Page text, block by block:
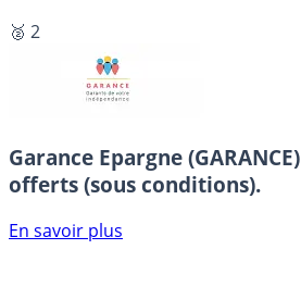
🥈 2
Garance Epargne (GARANCE)
offerts (sous conditions).
En savoir plus